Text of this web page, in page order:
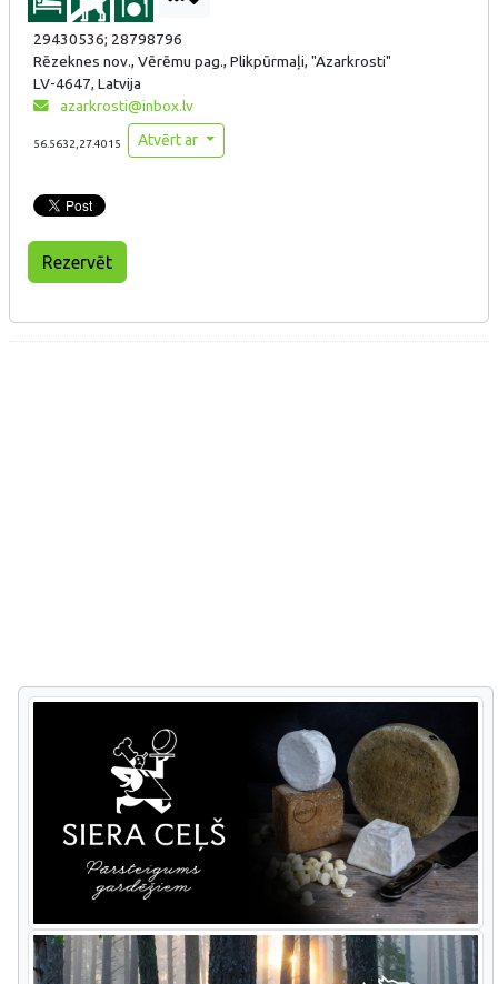
29430536; 28798796
Rēzeknes nov., Vērēmu pag., Plikpūrmaļi, "Azarkrosti"
LV-4647, Latvija
azarkrosti@inbox.lv
56.5632,27.4015 Atvērt ar
Rezervēt